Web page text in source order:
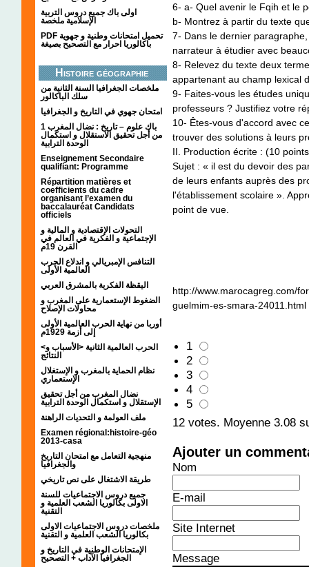
اولى باك جميع دروس التربية
الإسلامية ملخصة
PDF تحميل امتحانات وطنية و جهوية
باكالوريا احرار مع التصحيح بصيغة
Histoire géographie
ملخصات الجغرافيا السنة الثانية من
سلك الباكالور
امتحان جهوي في التاريخ و الجغرافيا
1 باك علوم – تاريخ : نضال المغرب
من أجل تحقيق الاستقلال و استكمال
الوحدة الترابية
Enseignement Secondaire
qualifiant: Programme
Répartition matières et
coefficients du cadre
organisant l’examen du
baccalauréat Candidats
officiels
التحولات الإقتصادية و المالية و
الإجتماعية و الفكرية في العالم في
القرن 19م
التنافس الإمبريالي و اندلاع الحرب
العالمية الأولى
اليقظة الفكرية بالمشرق العربي
الضغوط الإستعمارية على المغرب و
محاولات الإصلاح
أوربا من نهاية الحرب العالمية الأولى
إلى أزمة 1929م
<الحرب العالمية الثانية <الأسباب و
النتائج
نظام الحماية بالمغرب و الإستغلال
الإستعماري
نضال المغرب من أجل تحقيق
الإستقلال و استكمال الوحدة الترابية
ملف العولمة و التحديات الراهنة
Examen régional:histoire-géo
2013-casa
منهجية التعامل مع امتحان التاريخ
والجغرافيا
طريقة الاشتغال على نص تاريخي
جميع دروس الاجتماعيات للسنة
الاولى بكالوريا الشعب العلمية و
التقنية
ملخصات دروس الاجتماعيات الاولى
بكالوريا الشعب العلمية و التقنية
الإمتحانات الوطنية في التاريخ و
الجغرافيا الآداب + التصحيح
6- a- Quel avenir le Fqih et le
b- Montrez à partir du texte
7- Dans le dernier
narrateur à étudier avec
8- Relevez du texte deux
appartenant au champ lexical
9- Faites-vous les études
professeurs ? Justifiez votre
10- Êtes-vous d'accord avec
trouver des solutions à leurs
II. Production écrite : (10
Sujet : « il est du devoir des
de leurs enfants auprès des
l'établissement scolaire ».
point de vue.
http://www.marocagreg.com/
guelmim-es-smara-24011.html
1
2
3
4
5
12 votes. Moyenne 3.08
Ajouter un
Nom
E-mail
Site Internet
Message